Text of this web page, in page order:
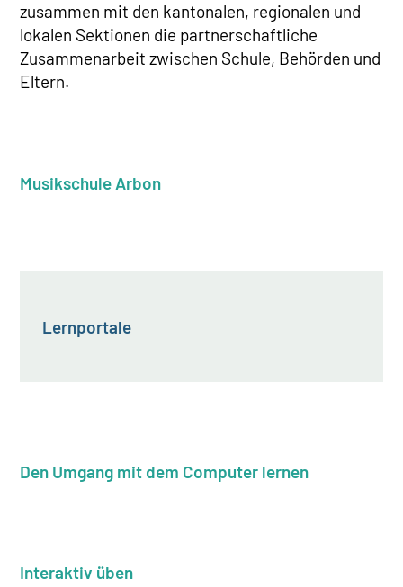
zusammen mit den kantonalen, regionalen und
lokalen Sektionen die partnerschaftliche
Zusammenarbeit zwischen Schule, Behörden und
Eltern.
Musikschule Arbon
Lernportale
Den Umgang mit dem Computer lernen
Interaktiv üben